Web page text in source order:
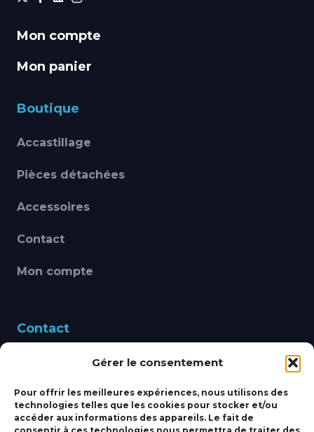
Gérer le consentement
Pour offrir les meilleures expériences, nous utilisons des
technologies telles que les cookies pour stocker et/ou
accéder aux informations des appareils. Le fait de
Mon compte
Mon panier
Boutique
Accastillage
Pièces détachées
Accessoires
Contact
Mon compte
Contact
460 Avenue Alain Le
bbsmarine@bbs-